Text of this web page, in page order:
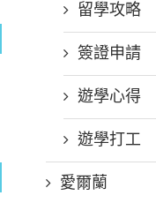
留學攻略
簽證申請
遊學心得
遊學打工
愛爾蘭